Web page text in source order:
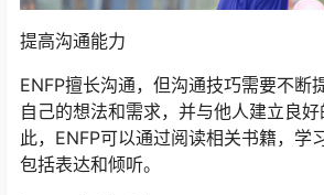
提高沟通能力
ENFP擅长沟通，但沟通技巧需要不断
自己的想法和需求，并与他人建立良
此，ENFP可以通过阅读相关书籍，学
包括表达和倾听。